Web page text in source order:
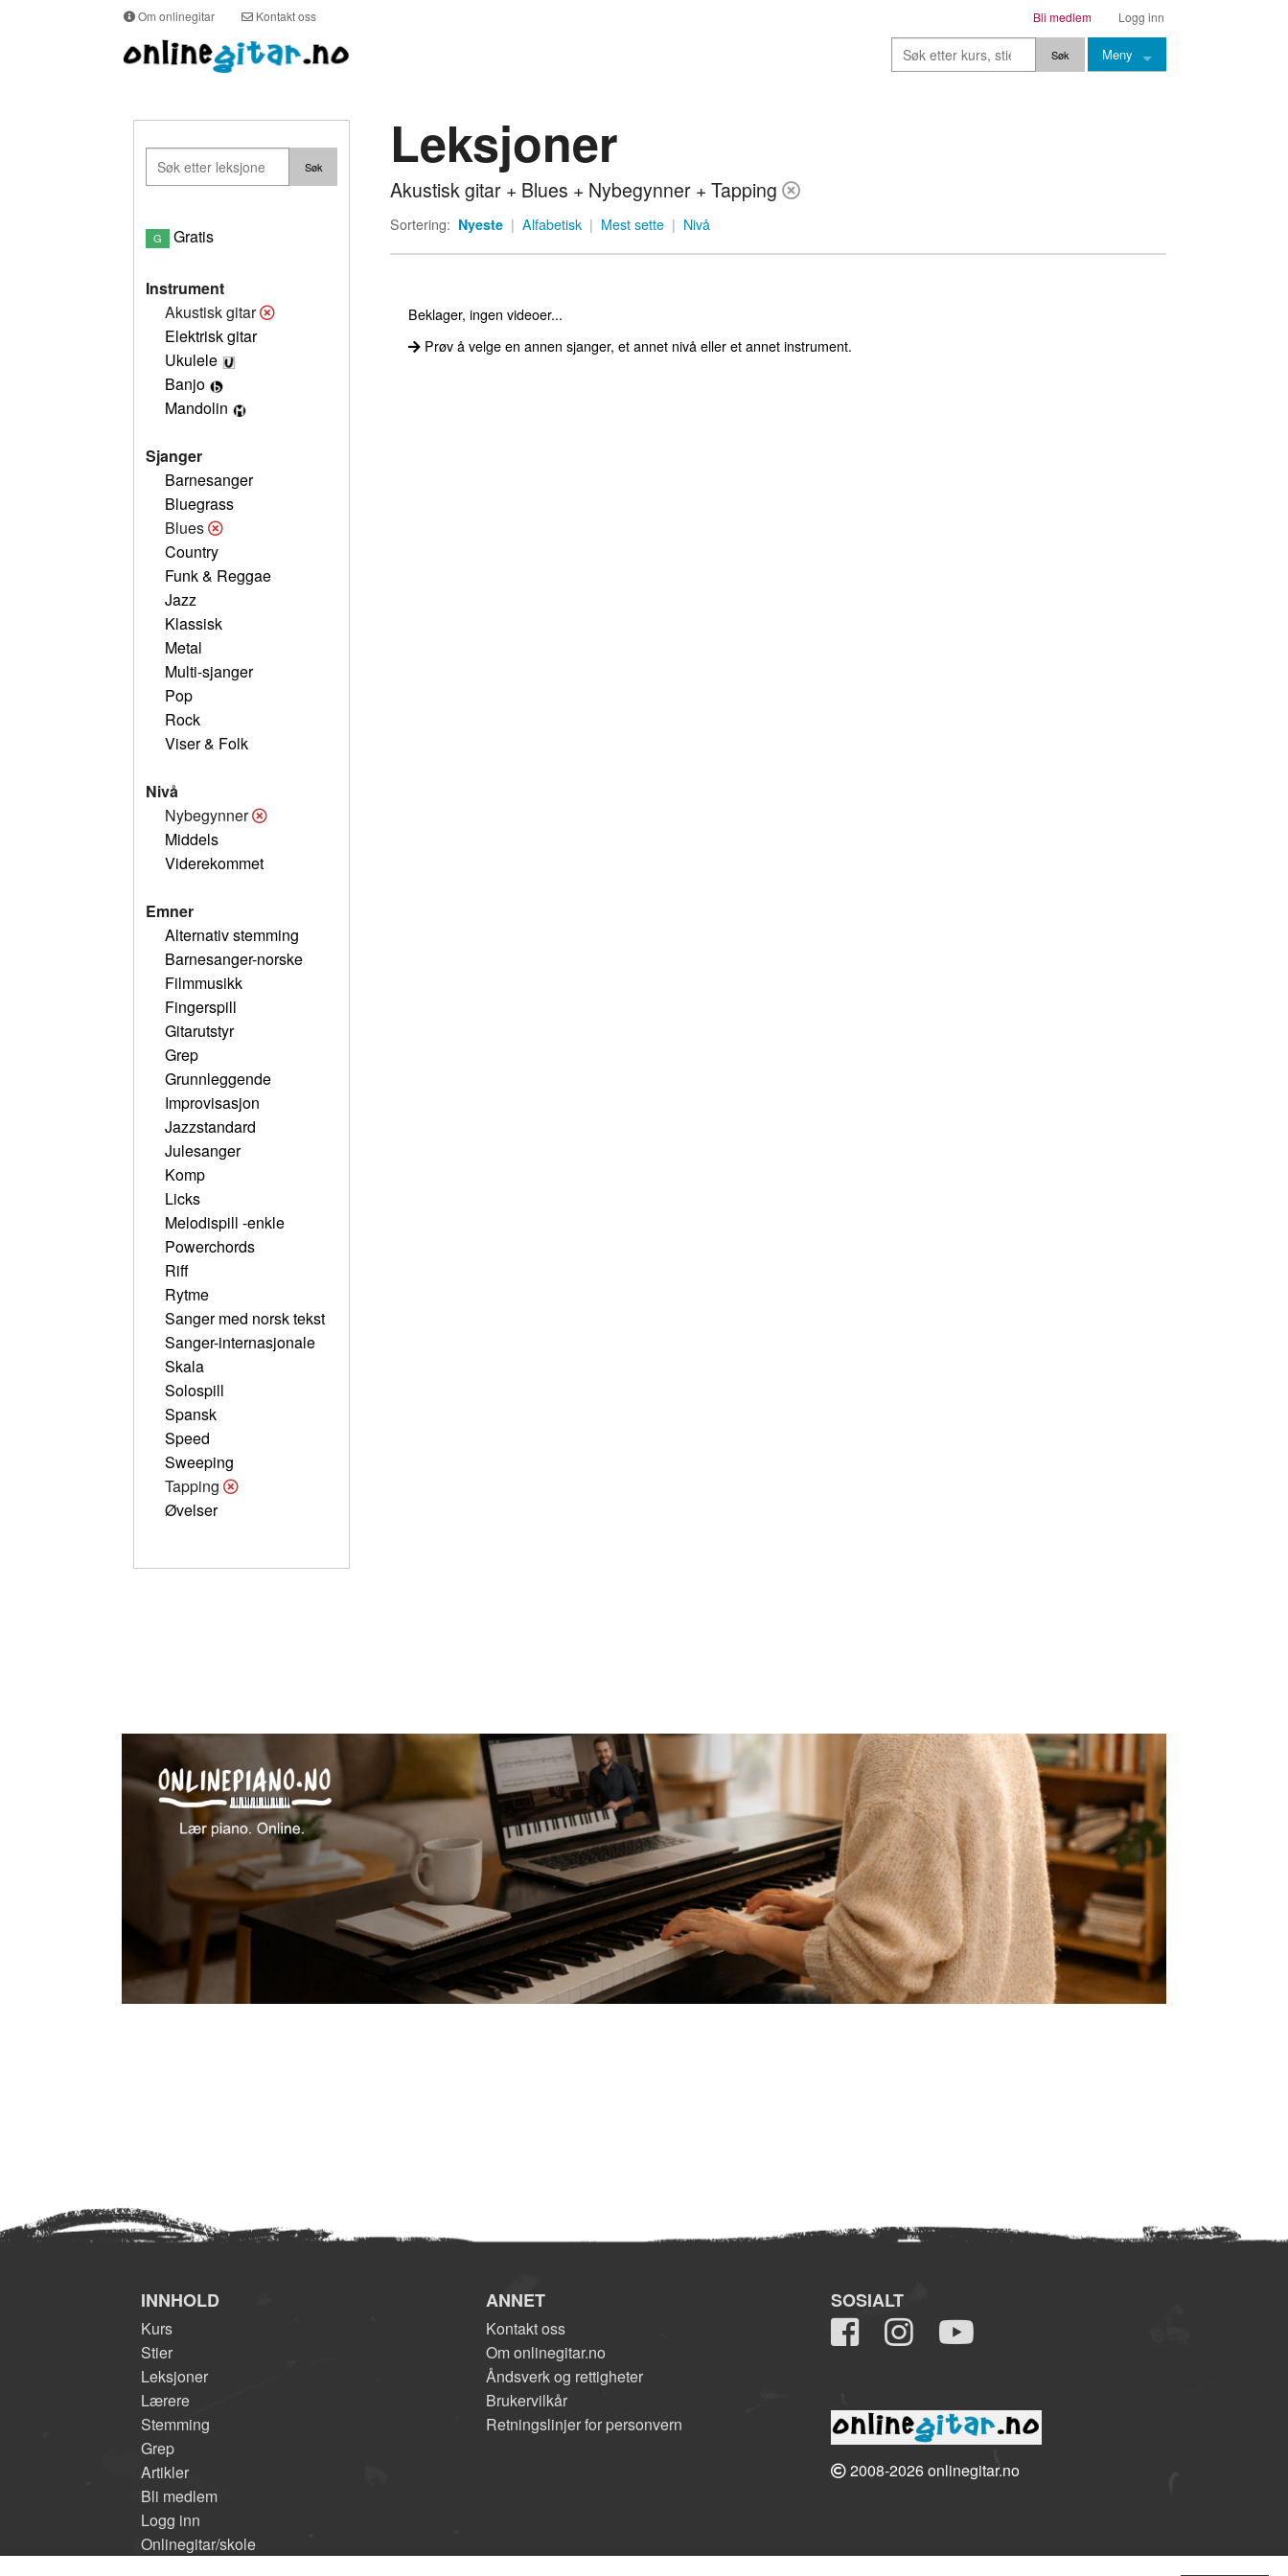
Om onlinegitar Kontakt oss Logg inn
Bli medlem
Meny
Stemming
G Gratis
Instrument
Akustisk gitar
Elektrisk gitar
Ukulele
Banjo
Mandolin
Sjanger
Barnesanger
Bluegrass
Blues
Country
Funk & Reggae
Jazz
Klassisk
Metal
Multi-sjanger
Pop
Rock
Viser & Folk
Nivå
Nybegynner
Middels
Viderekommet
Emner
Alternativ stemming
Barnesanger-norske
Filmmusikk
Fingerspill
Gitarutstyr
Grep
Grunnleggende
Improvisasjon
Jazzstandard
Julesanger
Komp
Licks
Melodispill -enkle
Powerchords
Riff
Rytme
Sanger med norsk tekst
Sanger-internasjonale
Skala
Solospill
Spansk
Speed
Sweeping
Tapping
Øvelser
Leksjoner
Akustisk gitar + Blues + Nybegynner + Tapping
Sortering: Nyeste | Alfabetisk | Mest sette | Nivå
Beklager, ingen videoer...
Prøv å velge en annen sjanger, et annet nivå eller et annet instrument.
INNHOLD
Kurs
Stier
Leksjoner
Lærere
Stemming
Grep
Artikler
Bli medlem
Logg inn
Onlinegitar/skole
ANNET
Kontakt oss
Om onlinegitar.no
Åndsverk og rettigheter
Brukervilkår
Retningslinjer for personvern
SOSIALT
2008-2026 onlinegitar.no